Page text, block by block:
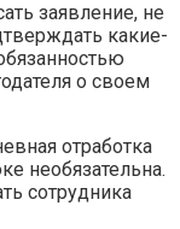
заявление, не
какие-
о своем
отработка
необязательна.
сотрудника